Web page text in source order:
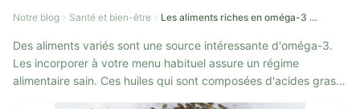
Notre blog Santé et bien-être Les aliments riches en oméga-3 pour une bonne santé cardiovasculaire
Des aliments variés sont une source intéressante d'oméga-3.
Les incorporer à votre menu habituel assure un régime
alimentaire sain. Ces huiles qui sont composées d'acides gras